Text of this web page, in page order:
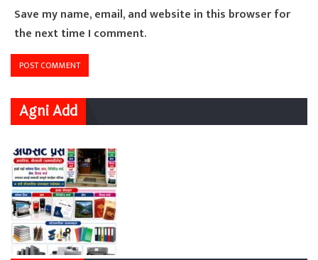
Save my name, email, and website in this browser for
the next time I comment.
Agni Add